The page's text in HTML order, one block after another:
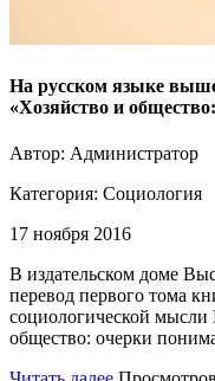
На русском языке
«Хозяйство и
Автор: Администратор
Категория: Социология
17 ноября 2016
В издательском доме
перевод первого тома
социологической мысли
общество: очерки